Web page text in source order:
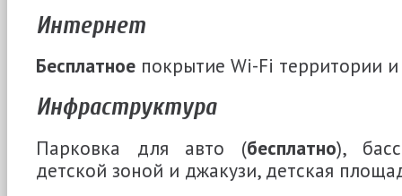
Интернет
Бесплатное покрытие Wi-Fi территории
Инфраструктура
Парковка для авто (бесплатно),
детской зоной и джакузи, детская